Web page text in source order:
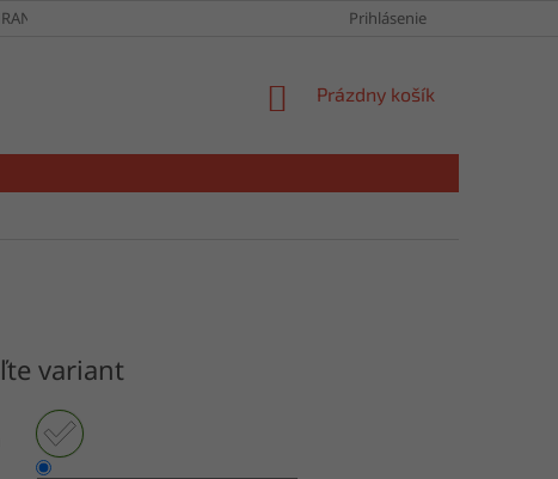
OSOBNÝCH ÚDAJOV Prihlásenie
NÁKUPNÝ
Prázdny košík
variant